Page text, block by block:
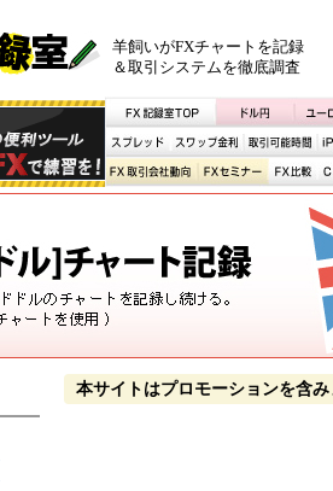
羊飼いがFXチャートを記録
＆取引システムを徹底調査
本サイトはプロモーションを含み